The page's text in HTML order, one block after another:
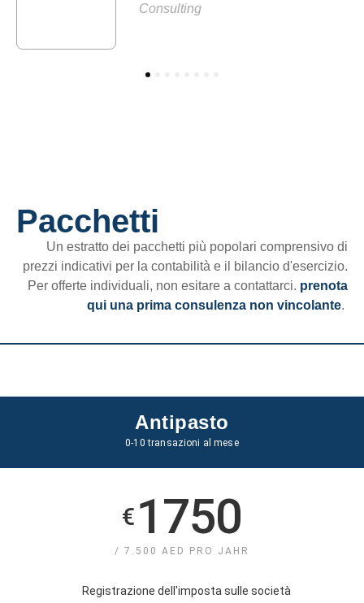
Consulting
5
Pacchetti
Un estratto dei pacchetti più popolari comprensivo di
prezzi indicativi per la contabilità e il bilancio d'esercizio.
Per offerte individuali, non esitare a contattarci. prenota
qui una prima consulenza non vincolante.
Antipasto
0-10 transazioni al mese
€ 1750
/ 7.500 AED PRO JAHR
Registrazione dell'imposta sulle società